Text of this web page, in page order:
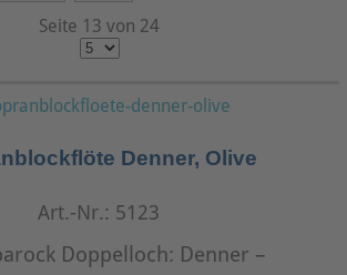
Seite 13 von 24
Denner, Olive
Art.-Nr.: 5123
Doppelloch: Denner –